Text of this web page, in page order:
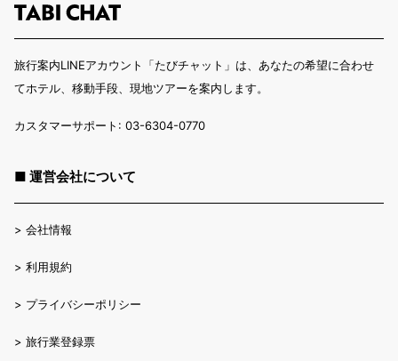
旅行案内LINEアカウント「たびチャット」は、あなたの希望に合わせ
てホテル、移動手段、現地ツアーを案内します。
カスタマーサポート: 03-6304-0770
■ 運営会社について
> 会社情報
> 利用規約
> プライバシーポリシー
> 旅行業登録票